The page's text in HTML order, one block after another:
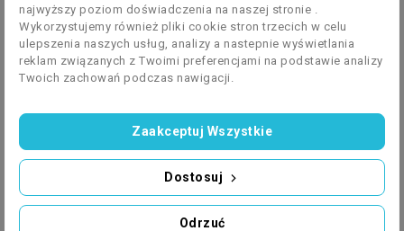
Lipiec (2)
najwyższy poziom doświadczenia na naszej stronie .
Wykorzystujemy również pliki cookie stron trzecich w celu
ulepszenia naszych usług, analizy a nastepnie wyświetlania
reklam związanych z Twoimi preferencjami na podstawie analizy
Twoich zachowań podczas nawigacji.
Odrzuć
Dostosuj
Zaakceptuj Wszystkie